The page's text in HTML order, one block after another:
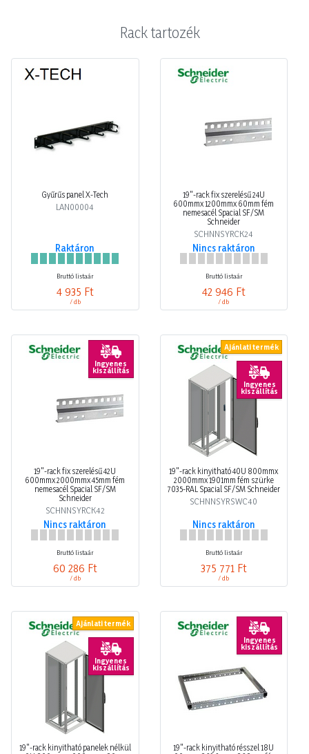
Rack tartozék
Gyűrűs panel X-Tech
LAN00004
Raktáron
Bruttó listaár
4 935 Ft
/ db
19"-rack fix szerelésű 24U
600mmx 1200mmx 60mm fém
nemesacél Spacial SF/SM
Schneider
SCHNNSYRCK24
Nincs raktáron
Bruttó listaár
42 946 Ft
/ db
Ingyenes
kiszállítás
19"-rack fix szerelésű 42U
600mmx 2000mmx 45mm fém
nemesacél Spacial SF/SM
Schneider
SCHNNSYRCK42
Nincs raktáron
Bruttó listaár
60 286 Ft
/ db
Ajánlati termék
Ingyenes
kiszállítás
19"-rack kinyitható 40U 800mmx
2000mmx 1901mm fém szürke
7035-RAL Spacial SF/SM Schneider
SCHNNSYRSWC40
Nincs raktáron
Bruttó listaár
375 771 Ft
/ db
Ajánlati termék
Ingyenes
kiszállítás
19"-rack kinyitható panelek nélkül
Ingyenes
kiszállítás
19"-rack kinyitható résszel 18U